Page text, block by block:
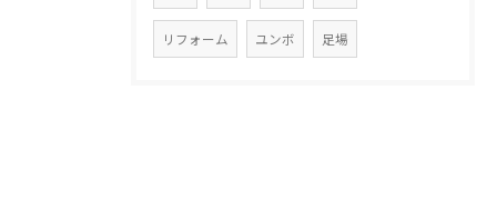
リフォーム ユンボ 足場